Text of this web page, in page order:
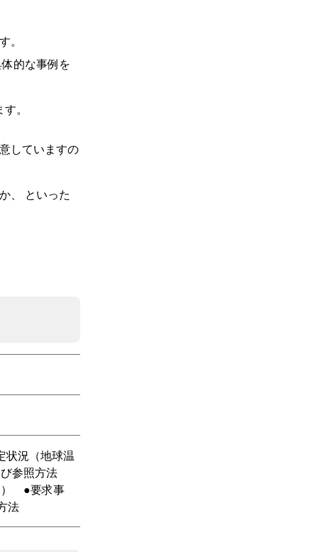
。
的な事例を
。
していますの
、 といった
況（地球温
参照方法
） ●要求事
法